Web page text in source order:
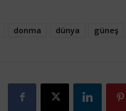
donma dünya güneş